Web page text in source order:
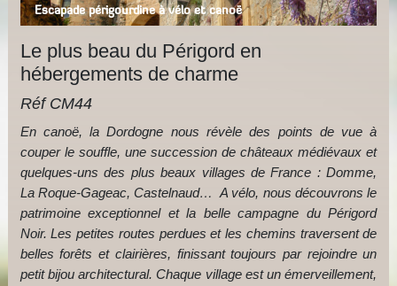
Escapade périgourdine à vélo et canoë
Le plus beau du Périgord en
hébergements de charme
Réf CM44
En canoë, la Dordogne nous révèle des points de vue à
couper le souffle, une succession de châteaux médiévaux et
quelques-uns des plus beaux villages de France : Domme,
La Roque-Gageac, Castelnaud… A vélo, nous découvrons le
patrimoine exceptionnel et la belle campagne du Périgord
Noir. Les petites routes perdues et les chemins traversent de
belles forêts et clairières, finissant toujours par rejoindre un
petit bijou architectural. Chaque village est un émerveillement,